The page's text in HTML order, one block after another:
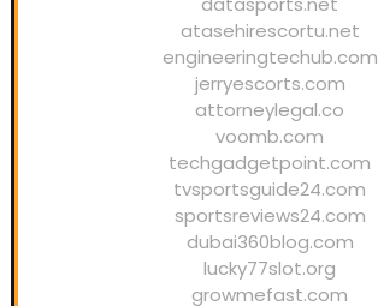
atasehirescortu.net
engineeringtechub.com
jerryescorts.com
attorneylegal.co
voomb.com
techgadgetpoint.com
tvsportsguide24.com
sportsreviews24.com
dubai360blog.com
lucky77slot.org
growmefast.com